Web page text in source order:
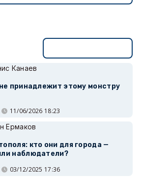
Канаев
принадлежит этому монстру
11/06/2026 18:23
Ермаков
кто они для города —
наблюдатели?
03/12/2025 17:36